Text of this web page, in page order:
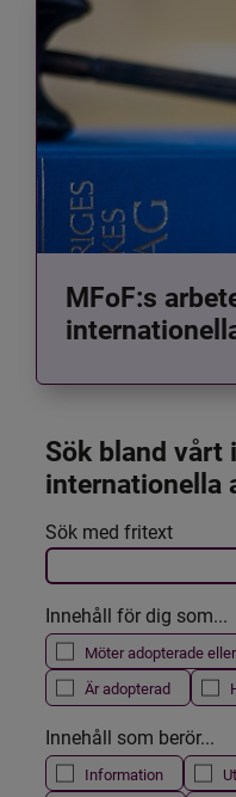
MFoF:s
Sök bland vårt
internationella
Filtrera resultatet
Det här formuläret
Sök med fritext
Innehåll för dig som...
Möter adopterade
Är adopterad
Innehåll som berör...
Information